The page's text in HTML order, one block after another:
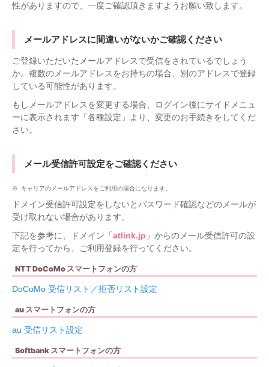
性がありますので、一度ご確認頂きますようお願い致します。
メールアドレスに間違いがないかご確認ください
ご登録いただいたメールアドレスで受信をされているでしょう
か。複数のメールアドレスをお持ちの場合、別のアドレスで登録
している可能性があります。
もしメールアドレスを変更する場合、ログイン後にサイドメニュ
ーに表示されます「各種設定」より、変更のお手続きをしてくだ
さい。
メール受信許可設定をご確認ください
キャリアのメールアドレスをご利用の場合になります。
ドメイン受信許可設定をしないとパスワード確認などのメールが
受け取れない場合があります。
下記を参考に、ドメイン「 atlink.jp 」からのメール受信許可の設
定を行ってから、ご利用登録を行ってください。
NTT DoCoMo スマートフォンの方
DoCoMo 受信リスト／拒否リスト設定
au スマートフォンの方
au 受信リスト設定
Softbank スマートフォンの方